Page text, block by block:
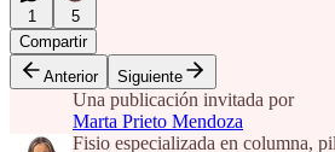
1
5
Compartir
Anterior
Siguiente
Una publicación invitada por
Marta Prieto Mendoza
Fisio especializada en columna,